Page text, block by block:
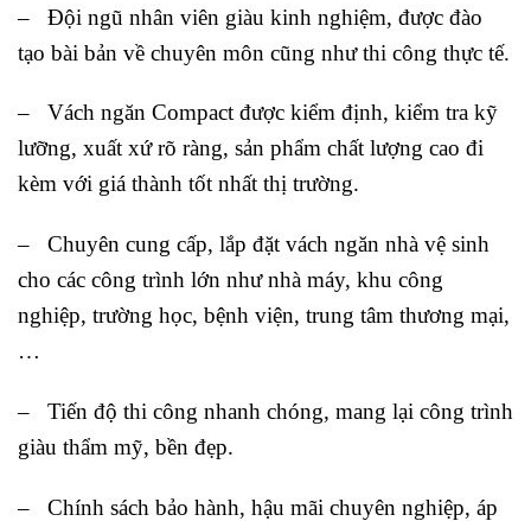
– Đội ngũ nhân viên giàu kinh nghiệm, được đào
tạo bài bản về chuyên môn cũng như thi công thực tế.
– Vách ngăn Compact được kiểm định, kiểm tra kỹ
lưỡng, xuất xứ rõ ràng, sản phẩm chất lượng cao đi
kèm với giá thành tốt nhất thị trường.
– Chuyên cung cấp, lắp đặt vách ngăn nhà vệ sinh
cho các công trình lớn như nhà máy, khu công
nghiệp, trường học, bệnh viện, trung tâm thương mại,
…
– Tiến độ thi công nhanh chóng, mang lại công trình
giàu thẩm mỹ, bền đẹp.
– Chính sách bảo hành, hậu mãi chuyên nghiệp, áp